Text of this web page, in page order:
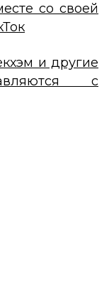
со своей
и другие
с